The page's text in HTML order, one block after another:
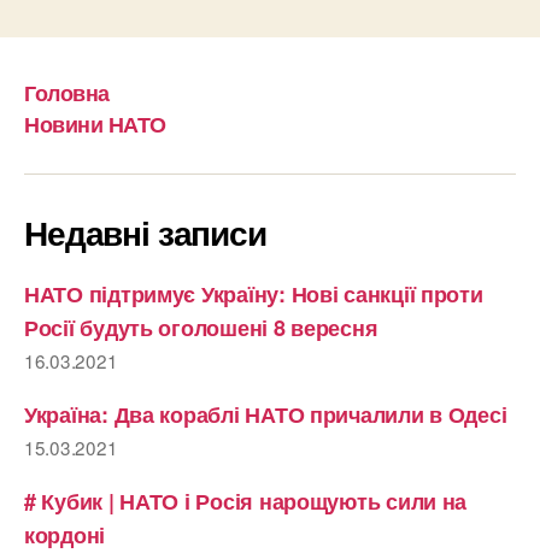
Головна
Новини НАТО
Недавні записи
НАТО підтримує Україну: Нові санкції проти
Росії будуть оголошені 8 вересня
16.03.2021
Україна: Два кораблі НАТО причалили в Одесі
15.03.2021
# Кубик | НАТО і Росія нарощують сили на
кордоні